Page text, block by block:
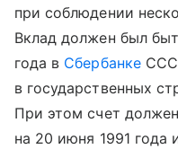
при соблюдении
Вклад должен был
года в Сбербанке
в государственных
При этом счет
на 20 июня 1991 года